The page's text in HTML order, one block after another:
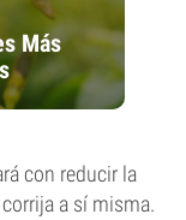
Más
con reducir la
a sí misma.